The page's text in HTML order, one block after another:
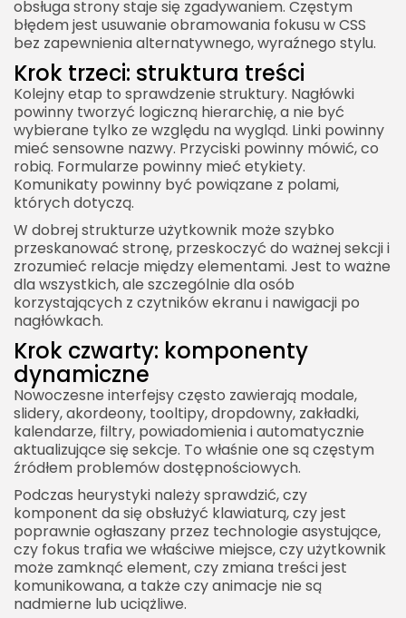
obsługa strony staje się zgadywaniem. Częstym
błędem jest usuwanie obramowania fokusu w CSS
bez zapewnienia alternatywnego, wyraźnego stylu.
Krok trzeci: struktura treści
Kolejny etap to sprawdzenie struktury. Nagłówki
powinny tworzyć logiczną hierarchię, a nie być
wybierane tylko ze względu na wygląd. Linki powinny
mieć sensowne nazwy. Przyciski powinny mówić, co
robią. Formularze powinny mieć etykiety.
Komunikaty powinny być powiązane z polami,
których dotyczą.
W dobrej strukturze użytkownik może szybko
przeskanować stronę, przeskoczyć do ważnej sekcji i
zrozumieć relacje między elementami. Jest to ważne
dla wszystkich, ale szczególnie dla osób
korzystających z czytników ekranu i nawigacji po
nagłówkach.
Krok czwarty: komponenty
dynamiczne
Nowoczesne interfejsy często zawierają modale,
slidery, akordeony, tooltipy, dropdowny, zakładki,
kalendarze, filtry, powiadomienia i automatycznie
aktualizujące się sekcje. To właśnie one są częstym
źródłem problemów dostępnościowych.
Podczas heurystyki należy sprawdzić, czy
komponent da się obsłużyć klawiaturą, czy jest
poprawnie ogłaszany przez technologie asystujące,
czy fokus trafia we właściwe miejsce, czy użytkownik
może zamknąć element, czy zmiana treści jest
komunikowana, a także czy animacje nie są
nadmierne lub uciążliwe.